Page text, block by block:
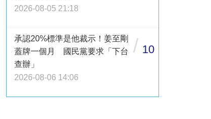
2026-08-05 21:18
承認20%標準是他裁示！姜至剛
蓋牌一個月 國民黨要求「下台
查辦」
2026-08-06 14:06
/ 10